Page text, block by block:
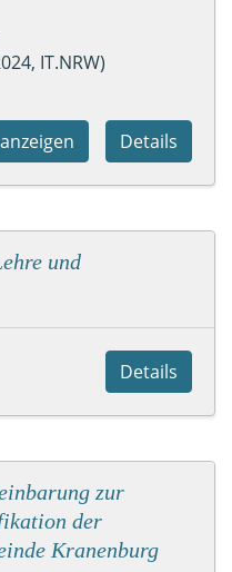
IT.NRW)
Details
und
Details
zur
der
Kranenburg